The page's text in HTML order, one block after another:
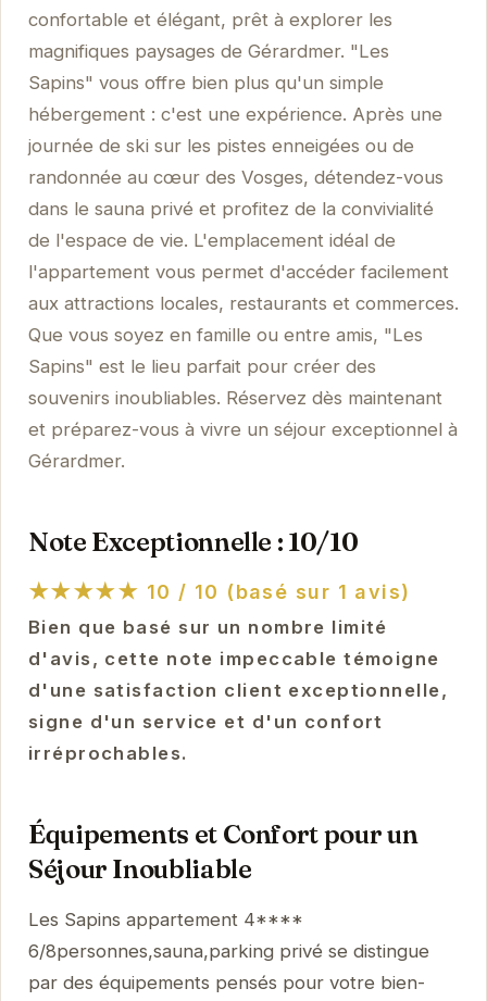
confortable et élégant, prêt à explorer les
magnifiques paysages de Gérardmer. "Les
Sapins" vous offre bien plus qu'un simple
hébergement : c'est une expérience. Après une
journée de ski sur les pistes enneigées ou de
randonnée au cœur des Vosges, détendez-vous
dans le sauna privé et profitez de la convivialité
de l'espace de vie. L'emplacement idéal de
l'appartement vous permet d'accéder facilement
aux attractions locales, restaurants et commerces.
Que vous soyez en famille ou entre amis, "Les
Sapins" est le lieu parfait pour créer des
souvenirs inoubliables. Réservez dès maintenant
et préparez-vous à vivre un séjour exceptionnel à
Gérardmer.
Note Exceptionnelle : 10/10
★★★★★ 10 / 10 (basé sur 1 avis)
Bien que basé sur un nombre limité
d'avis, cette note impeccable témoigne
d'une satisfaction client exceptionnelle,
signe d'un service et d'un confort
irréprochables.
Équipements et Confort pour un
Séjour Inoubliable
Les Sapins appartement 4****
6/8personnes,sauna,parking privé se distingue
par des équipements pensés pour votre bien-